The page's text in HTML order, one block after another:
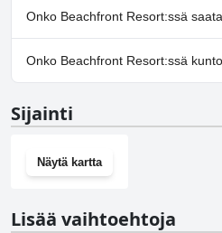
Ei, Beachfront Resort ei salli koiria.
Onko Beachfront Resort:ssä
Kyllä, Beachfront Resort tarjoaa
Onko Beachfront Resort:ssä
Sijainti
Näytä kartta
Lisää vaihtoehtoja